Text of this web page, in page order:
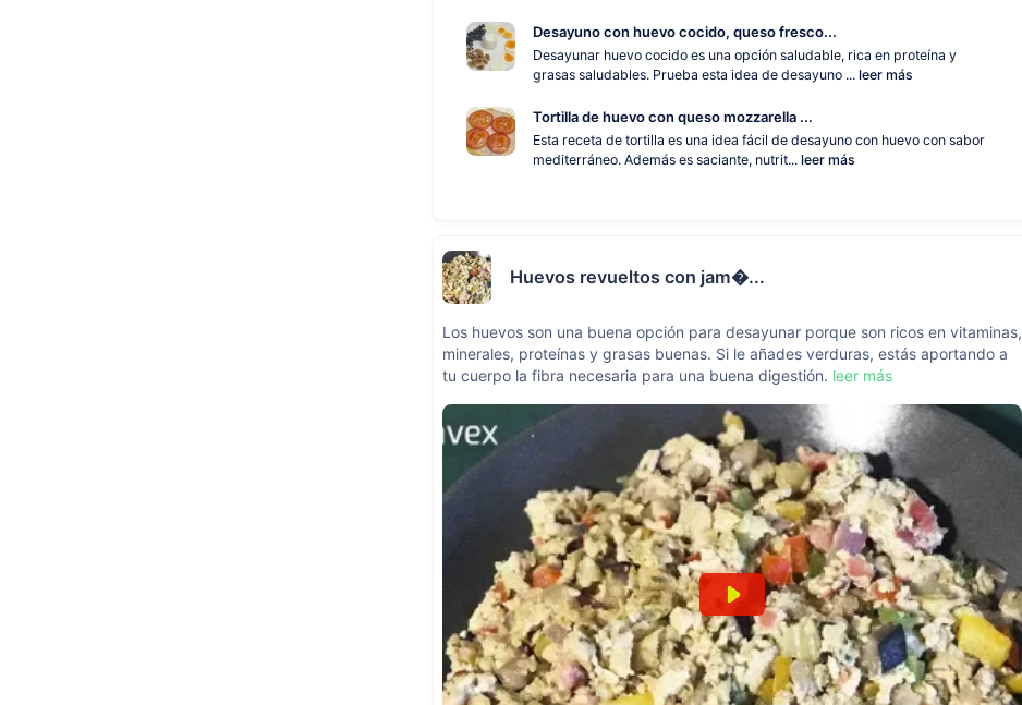
Desayuno con huevo cocido, queso fresco...
Desayunar huevo cocido es una opción saludable, rica en proteína y
grasas saludables. Prueba esta idea de desayuno ... leer más
Tortilla de huevo con queso mozzarella ...
Esta receta de tortilla es una idea fácil de desayuno con huevo con sabor
mediterráneo. Además es saciante, nutrit... leer más
Huevos revueltos con jam�...
Los huevos son una buena opción para desayunar porque son ricos en vitaminas,
minerales, proteínas y grasas buenas. Si le añades verduras, estás aportando a
tu cuerpo la fibra necesaria para una buena digestión. leer más